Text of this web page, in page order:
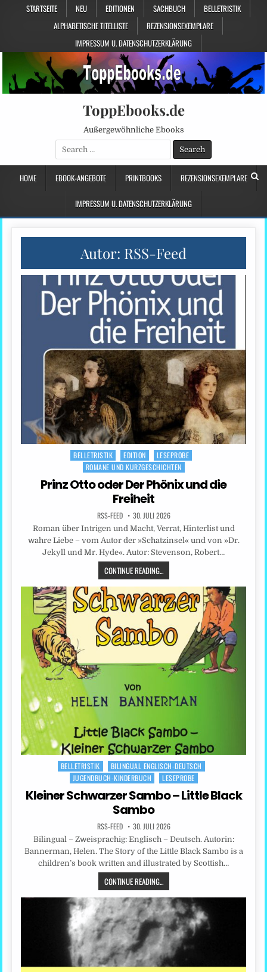
STARTSEITE NEU EDITIONEN SACHBUCH
BELLETRISTIK
ALPHABETISCHE TITELLISTE
REZENSIONSEXEMPLARE
IMPRESSUM U. DATENSCHUTZERKLÄRUNG
ToppEbooks.de
Außergewöhnliche Ebooks
Search
for:
HOME EBOOK-ANGEBOTE PRINTBOOKS REZENSIONSEXEMPLARE
IMPRESSUM U. DATENSCHUTZERKLÄRUNG
Autor: RSS-Feed
Posted
BELLETRISTIK EDITION
LESEPROBE
ROMANE UND KURZGESCHICHTEN
Prinz Otto oder Der Phönix und die
Freiheit
RSS-FEED 30. JULI 2026
Roman über Intrigen und Macht, Verrat, Hinterlist und
wahre Liebe – vom Autor der »Schatzinsel« und von »Dr.
Jekyll und Mr. Hyde«. Autor: Stevenson, Robert…
CONTINUE READING...
Posted
BELLETRISTIK
BILINGUAL ENGLISCH-DEUTSCH
JUGENDBUCH-KINDERBUCH
LESEPROBE
Kleiner Schwarzer Sambo – Little Black
Sambo
RSS-FEED 30. JULI 2026
Bilingual – Zweisprachig: Englisch – Deutsch. Autorin:
Bannerman, Helen. The Story of the Little Black Sambo is a
children’s book written and illustrated by Scottish…
CONTINUE READING...